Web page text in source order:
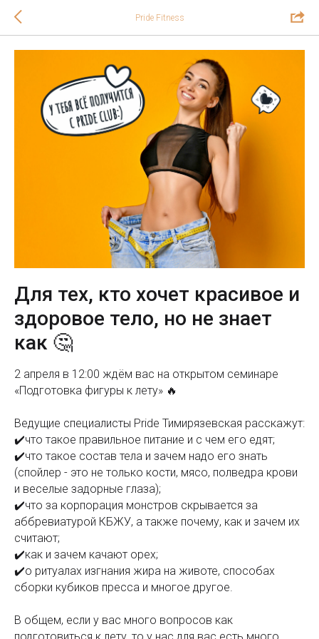
Pride Fitness
Для тех, кто хочет красивое и
здоровое тело, но не знает
как 🤔
2 апреля в 12:00 ждём вас на открытом семинаре
«Подготовка фигуры к лету» 🔥
Ведущие специалисты Pride Тимирязевская расскажут:
✔️что такое правильное питание и с чем его едят;
✔️что такое состав тела и зачем надо его знать
(спойлер - это не только кости, мясо, полведра крови
и веселые задорные глаза);
✔️что за корпорация монстров скрывается за
аббревиатурой КБЖУ, а также почему, как и зачем их
считают;
✔️как и зачем качают орех;
✔️о ритуалах изгнания жира на животе, способах
сборки кубиков пресса и многое другое.
В общем, если у вас много вопросов как